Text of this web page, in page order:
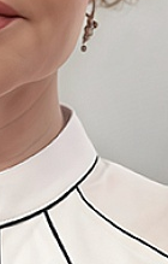
WhatsApp
о том, что
привязанный к
8 (812) 779-